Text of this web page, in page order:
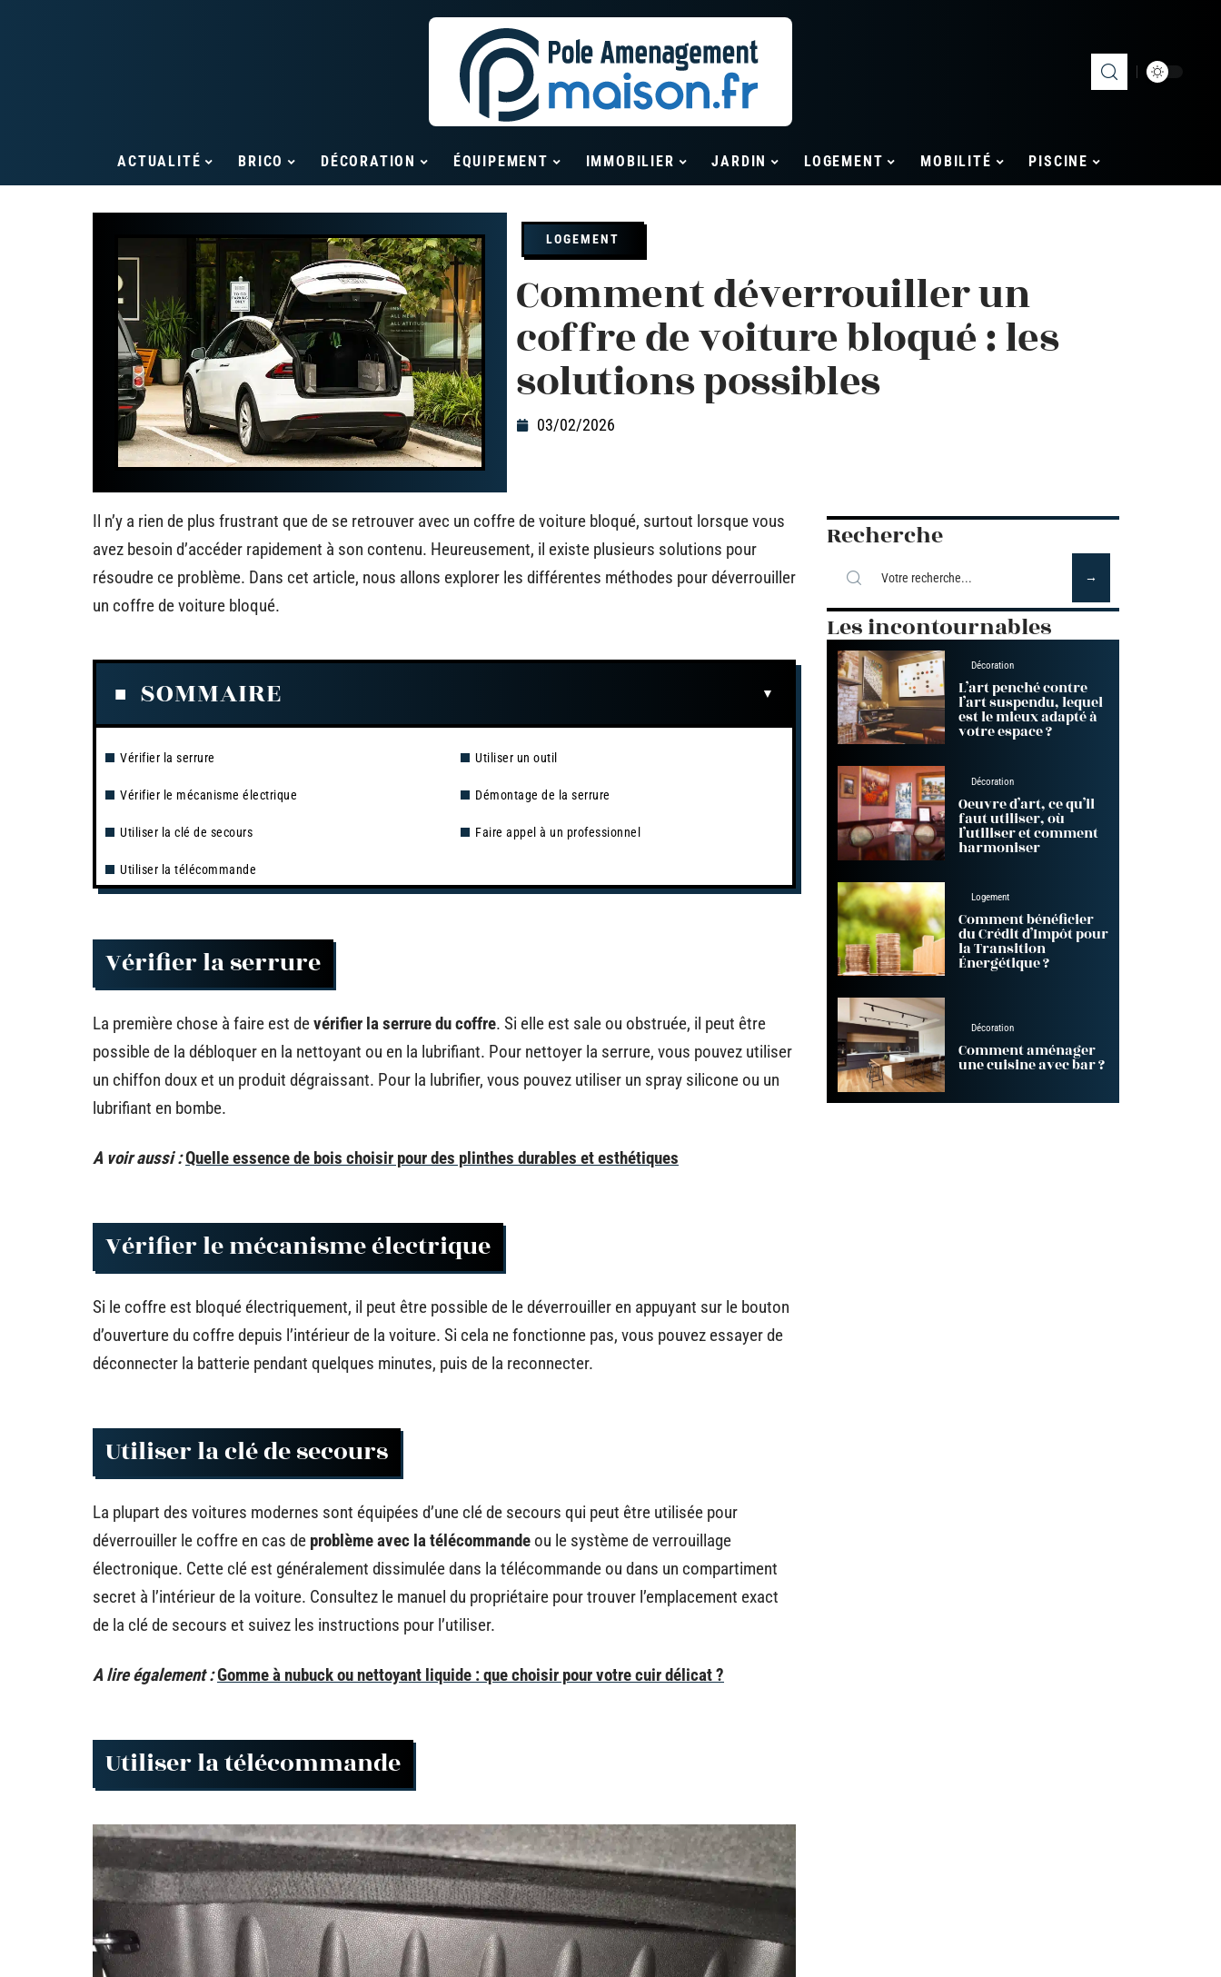
ACTUALITÉ BRICO DÉCORATION ÉQUIPEMENT IMMOBILIER JARDIN LOGEMENT MOBILITÉ PISCINE
LOGEMENT
Comment déverrouiller un
coffre de voiture bloqué : les
solutions possibles
03/02/2026
Il n’y a rien de plus frustrant que de se retrouver avec un coffre de voiture bloqué, surtout lorsque vous
avez besoin d’accéder rapidement à son contenu. Heureusement, il existe plusieurs solutions pour
résoudre ce problème. Dans cet article, nous allons explorer les différentes méthodes pour déverrouiller
un coffre de voiture bloqué.
SOMMAIRE
Vérifier la serrure
Vérifier le mécanisme électrique
Utiliser la clé de secours
Utiliser la télécommande
Utiliser un outil
Démontage de la serrure
Faire appel à un professionnel
Vérifier la serrure
La première chose à faire est devérifier la serrure du coffre. Si elle est sale ou obstruée, il peut être
possible de la débloquer en la nettoyant ou en la lubrifiant. Pour nettoyer la serrure, vous pouvez utiliser
un chiffon doux et un produit dégraissant. Pour la lubrifier, vous pouvez utiliser un spray silicone ou un
lubrifiant en bombe.
A voir aussi :Quelle essence de bois choisir pour des plinthes durables et esthétiques
Vérifier le mécanisme électrique
Si le coffre est bloqué électriquement, il peut être possible de le déverrouiller en appuyant sur le bouton
d’ouverture du coffre depuis l’intérieur de la voiture. Si cela ne fonctionne pas, vous pouvez essayer de
déconnecter la batterie pendant quelques minutes, puis de la reconnecter.
Utiliser la clé de secours
La plupart des voitures modernes sont équipées d’une clé de secours qui peut être utilisée pour
déverrouiller le coffre en cas de problème avec la télécommande ou le système de verrouillage
électronique. Cette clé est généralement dissimulée dans la télécommande ou dans un compartiment
secret à l’intérieur de la voiture. Consultez le manuel du propriétaire pour trouver l’emplacement exact
de la clé de secours et suivez les instructions pour l’utiliser.
A lire également :Gomme à nubuck ou nettoyant liquide : que choisir pour votre cuir délicat ?
Utiliser la télécommande
Recherche
Les incontournables
Décoration
L’art penché contre
l’art suspendu, lequel
est le mieux adapté à
votre espace ?
Décoration
Oeuvre d’art, ce qu’il
faut utiliser, où
l’utiliser et comment
harmoniser
Logement
Comment bénéficier
du Crédit d’Impôt pour
la Transition
Énergétique ?
Décoration
Comment aménager
une cuisine avec bar ?